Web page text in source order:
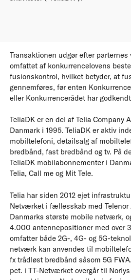
Transaktionen udgør efter
omfattet af konkurrencelovens
fusionskontrol, hvilket betyder, at
gennemføres, før enten
eller Konkurrencerådet har
TeliaDK er en del af Telia Company
Danmark i 1995. TeliaDK er aktiv
mobiltelefoni, detailsalg af
bredbånd, fast bredbånd og tv. På
TeliaDK mobilabonnementer i
Telia, Call me og Mit Tele.
Telia har siden 2012 ejet
Netværket i fællesskab med
Danmarks største mobile netværk,
4.000 antennepositioner med over
omfatter både 2G-, 4G- og 5G-
netværk kan anvendes til
fx trådløst bredbånd såsom 5G
pct. i TT-Netværket overgår til